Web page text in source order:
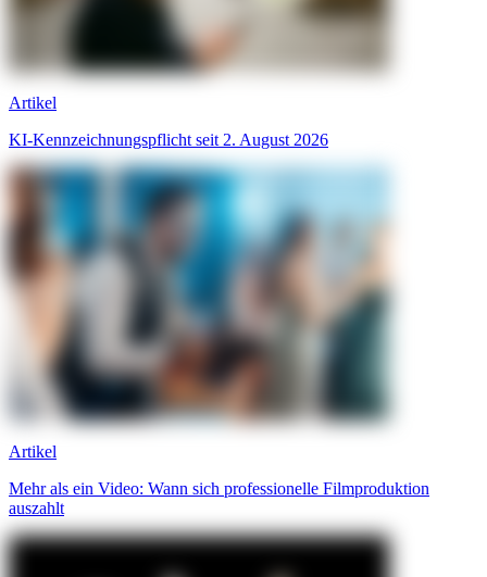
Artikel
KI-Kennzeichnungspflicht seit 2. August 2026
Artikel
Mehr als ein Video: Wann sich professionelle Filmproduktion
auszahlt